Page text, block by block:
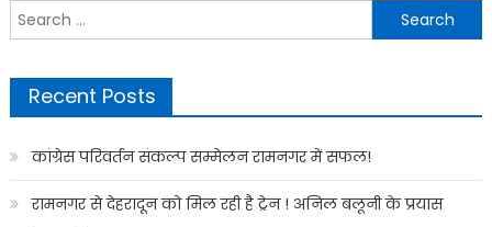
Search
for:
Recent Posts
कांग्रेस परिवर्तन संकल्प सम्मेलन रामनगर में सफल!
रामनगर से देहरादून को मिल रही है ट्रेन ! अनिल बलूनी के प्रयास